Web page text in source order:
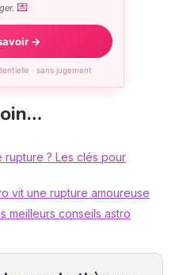
💌
→
· sans jugement
rupture ? Les clés pour
vit une rupture amoureuse
meilleurs conseils astro